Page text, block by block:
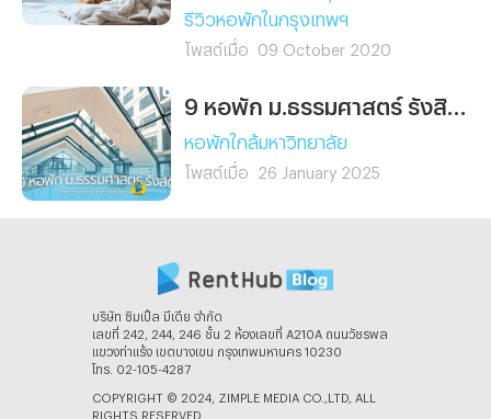
รีวิวหอพักในกรุงเทพฯ
โพสต์เมื่อ 09 October 2020
หอพักใกล้มหาวิทยาลัย
โพสต์เมื่อ 26 January 2025
บริษัท ซิมเปิ้ล มีเดีย จํากัด
เลขที่ 242, 244, 246 ชั้น 2 ห้องเลขที่ A210A ถนนวัชรพล
แขวงท่าแร้ง เขตบางเขน กรุงเทพมหานคร 10230
โทร. 02-105-4287
COPYRIGHT © 2024, ZIMPLE MEDIA CO.,LTD, ALL
RIGHTS RESERVED.